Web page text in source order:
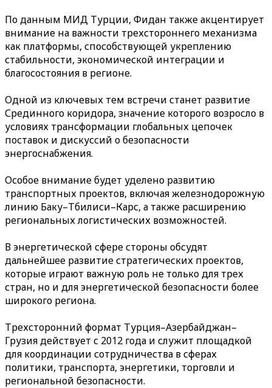
По данным МИД Турции, Фидан также акцентирует
внимание на важности трехстороннего механизма
как платформы, способствующей укреплению
стабильности, экономической интеграции и
благосостояния в регионе.
Одной из ключевых тем встречи станет развитие
Срединного коридора, значение которого возросло в
условиях трансформации глобальных цепочек
поставок и дискуссий о безопасности
энергоснабжения.
Особое внимание будет уделено развитию
транспортных проектов, включая железнодорожную
линию Баку–Тбилиси–Карс, а также расширению
региональных логистических возможностей.
В энергетической сфере стороны обсудят
дальнейшее развитие стратегических проектов,
которые играют важную роль не только для трех
стран, но и для энергетической безопасности более
широкого региона.
Трехсторонний формат Турция–Азербайджан–
Грузия действует с 2012 года и служит площадкой
для координации сотрудничества в сферах
политики, транспорта, энергетики, торговли и
региональной безопасности.